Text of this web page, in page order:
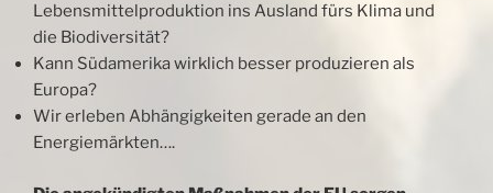
Lebensmittelproduktion ins Ausland fürs Klima und
die Biodiversität?
Kann Südamerika wirklich besser produzieren als
Europa?
Wir erleben Abhängigkeiten gerade an den
Energiemärkten….